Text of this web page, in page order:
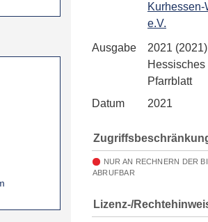
Kurhessen-
e.V.
Ausgabe
2021
Hessisches
Pfarrblatt
Datum
2021
NUR AN RECHNERN DER
ABRUFBAR
Lizenz-/